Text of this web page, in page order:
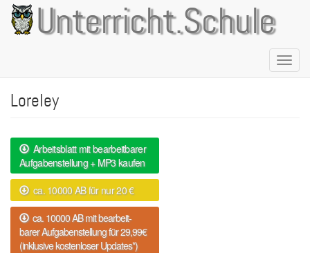
Direkt
zum
Inhalt
Unterricht.Schule
Loreley
Arbeitsblatt mit bearbeitbarer
Aufgabenstellung + MP3 kaufen
ca. 10000 AB für nur 20 €
ca. 10000 AB mit bearbeit-
barer Aufgabenstellung für 29,99€
(inklusive kostenloser Updates*)